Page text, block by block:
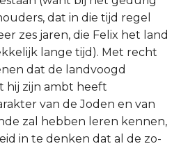
dat in die tijd regel
zes jaren, die Felix het land
lange tijd). Met recht
dat de landvoogd
hij zijn ambt heeft
van de Joden en van
zal hebben leren kennen,
in te denken dat al de zo-